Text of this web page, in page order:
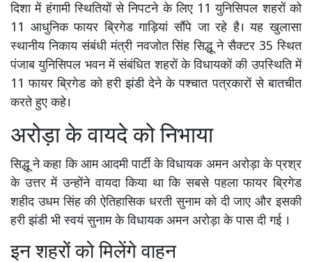
दिशा में हंगामी स्थितियों से निपटने के लिए 11 युनिसिपल शहरों को
11 आधुनिक फायर ब्रिगेड गाड़ियां सौंपे जा रहे है। यह खुलासा
स्थानीय निकाय संबंधी मंत्री नवजोत सिंह सिद्धू ने सैक्टर 35 स्थित
पंजाब युनिसिपल भवन में संबंधित शहरों के विधायकों की उपस्थिति में
11 फायर ब्रिगेड को हरी झंडी देने के पश्चात पत्रकारों से बातचीत
करते हुए कहे।
अरोड़ा के वायदे को निभाया
सिद्धू ने कहा कि आम आदमी पार्टी के विधायक अमन अरोड़ा के प्रश्र
के उत्तर में उन्होंने वायदा किया था कि सबसे पहला फायर ब्रिगेड
शहीद उधम सिंह की ऐतिहासिक धरती सुनाम को दी जाए और इसकी
हरी झंडी भी स्वयं सुनाम के विधायक अमन अरोड़ा के पास दी गई ।
इन शहरों को मिलेंगे वाहन